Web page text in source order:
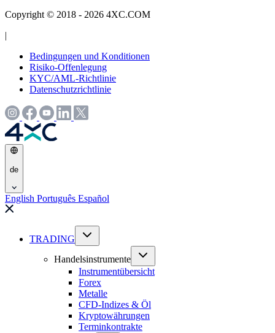
Copyright © 2018 - 2026 4XC.COM
|
Bedingungen und Konditionen
Risiko-Offenlegung
KYC/AML-Richtlinie
Datenschutzrichtlinie
de
English Português Español
TRADING
Handelsinstrumente
Instrumentübersicht
Forex
Metalle
CFD-Indizes & Öl
Kryptowährungen
Terminkontrakte